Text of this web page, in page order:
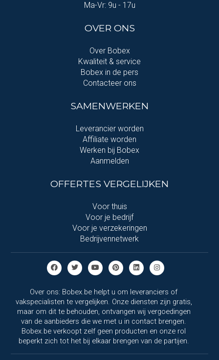
Ma-Vr: 9u - 17u
OVER ONS
Over Bobex
Kwaliteit & service
Bobex in de pers
Contacteer ons
SAMENWERKEN
Leverancier worden
Affiliate worden
Werken bij Bobex
Aanmelden
OFFERTES VERGELIJKEN
Voor thuis
Voor je bedrijf
Voor je verzekeringen
Bedrijvennetwerk
Over ons: Bobex.be helpt u om leveranciers of
vakspecialisten te vergelijken. Onze diensten zijn gratis,
maar om dit te behouden, ontvangen wij vergoedingen
van de aanbieders die we met u in contact brengen.
Bobex.be verkoopt zelf geen producten en onze rol
beperkt zich tot het bij elkaar brengen van de partijen.